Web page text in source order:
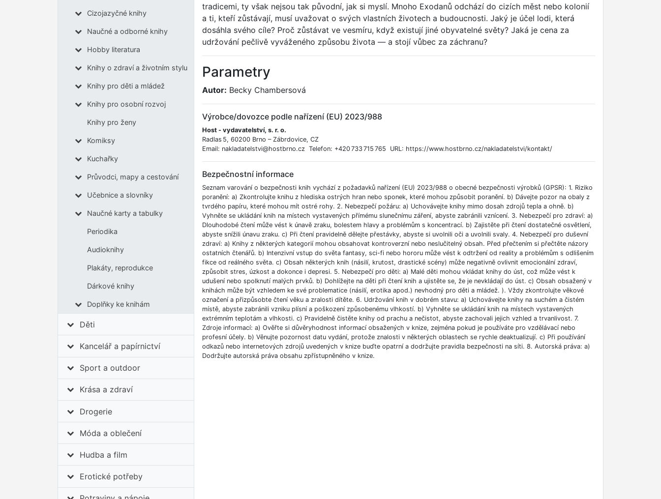
Cizojazyčné knihy
Naučné a odborné knihy
Hobby literatura
Knihy o zdraví a životním stylu
Knihy pro děti a mládež
Knihy pro osobní rozvoj
Knihy pro ženy
Komiksy
Kuchařky
Průvodci, mapy a cestování
Učebnice a slovníky
Naučné karty a tabulky
Periodika
Audioknihy
Plakáty, reprodukce
Dárkové knihy
Doplňky ke knihám
Děti
Kancelář a papírnictví
Sport a outdoor
Krása a zdraví
Drogerie
Móda a oblečení
Hudba a film
Erotické potřeby
tradicemi, ty však nejsou tak původní, jak si myslí. Mnoho Exodanů odchází do cizích měst nebo kolonií
a ti, kteří zůstávají, musí uvažovat o svých vlastních životech a budoucnosti. Jaký je účel lodi, která
dosáhla svého cíle? Proč zůstávat ve vesmíru, když existují jiné obyvatelné světy? Jaká je cena za
udržování pečlivě vyváženého způsobu života — a stojí vůbec za záchranu?
Parametry
Autor: Becky Chambersová
Výrobce/dovozce podle nařízení (EU) 2023/988
Host - vydavatelství, s. r. o.
Radlas 5, 60200 Brno – Zábrdovice, CZ
Email: nakladatelstvi@hostbrno.cz Telefon: +420 733 715 765 URL: https://www.hostbrno.cz/nakladatelstvi/kontakt/
Bezpečnostní informace
Seznam varování o bezpečnosti knih vychází z požadavků nařízení (EU) 2023/988 o obecné bezpečnosti výrobků (GPSR): 1. Riziko
poranění: a) Zkontrolujte knihu z hlediska ostrých hran nebo sponek, které mohou způsobit poranění. b) Dávejte pozor na obaly z
tvrdého papíru, které mohou mít ostré rohy. 2. Nebezpečí požáru: a) Uchovávejte knihy mimo dosah zdrojů tepla a ohně. b)
Vyhněte se ukládání knih na místech vystavených přímému slunečnímu záření, abyste zabránili vznícení. 3. Nebezpečí pro zdraví: a)
Dlouhodobé čtení může vést k únavě zraku, bolestem hlavy a problémům s koncentrací. b) Zajistěte při čtení dostatečné osvětlení,
abyste snížili únavu zraku. c) Při čtení pravidelně dělejte přestávky, abyste si uvolnili oči a uvolnili svaly. 4. Nebezpečí pro duševní
zdraví: a) Knihy z některých kategorií mohou obsahovat kontroverzní nebo neslučitelný obsah. Před přečtením si přečtěte názory
ostatních čtenářů. b) Intenzivní vstup do světa fantasy, sci-fi nebo hororu může vést k odtržení od reality a problémům s odlišením
fikce od reálného světa. c) Obsah některých knih (násilí, krutost, drastické scény) může negativně ovlivnit emocionální zdraví,
způsobit stres, úzkost a dokonce i depresi. 5. Nebezpečí pro děti: a) Malé děti mohou vkládat knihy do úst, což může vést k
udušení nebo spolknutí malých prvků. b) Dohlížejte na děti při čtení knih a ujistěte se, že je nevkládají do úst. c) Obsah obsažený v
knihách může být vzhledem ke své problematice (násilí, erotika apod.) nevhodný pro děti a mládež. ). Vždy zkontrolujte věkové
označení a přizpůsobte čtení věku a zralosti dítěte. 6. Udržování knih v dobrém stavu: a) Uchovávejte knihy na suchém a čistém
místě, abyste zabránili vzniku plísní a poškození způsobenému vlhkostí. b) Vyhněte se ukládání knih na místech vystavených
extrémním teplotám a vlhkosti. c) Pravidelně čistěte knihy od prachu a nečistot, abyste zachovali jejich vzhled a trvanlivost. 7.
Zdroje informací: a) Ověřte si důvěryhodnost informací obsažených v knize, zejména pokud je používáte pro vzdělávací nebo
profesní účely. b) Věnujte pozornost datu vydání, protože znalosti v některých oblastech se rychle deaktualizují. c) Při používání
odkazů nebo internetových zdrojů uvedených v knize buďte opatrní a dodržujte pravidla bezpečnosti na síti. 8. Autorská práva: a)
Dodržujte autorská práva obsahu zpřístupněného v knize.